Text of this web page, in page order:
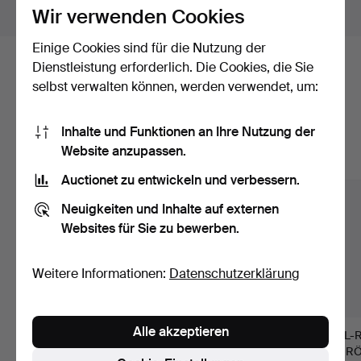
Objekte außerhalb Schweden zeigen
Hier sind Objekte aus unserem
übereinstimmen.
STEREOFOTOGRAFIE
N, 18 Stück,
DANIEL SÖDERHOLM.
Fotografie, Leuchtturm
Wir verwenden Cookies
Einige Cookies sind für die Nutzung der
Dienstleistung erforderlich. Die Cookies, die Sie
selbst verwalten können, werden verwendet, um:
Inhalte und Funktionen an Ihre Nutzung der
Website anzupassen.
Auctionet zu entwickeln und verbessern.
Neuigkeiten und Inhalte auf externen
Websites für Sie zu bewerben.
Weitere Informationen: Datenschutzerklärung
Alle akzeptieren